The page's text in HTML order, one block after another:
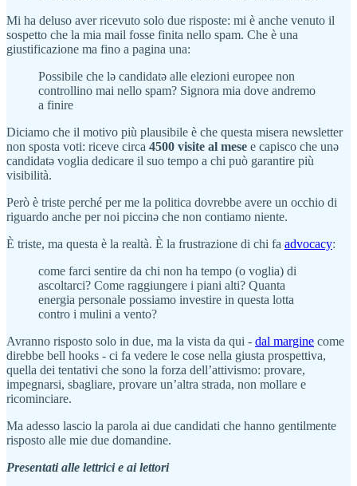
Mi ha deluso aver ricevuto solo due risposte: mi è anche venuto il
sospetto che la mia mail fosse finita nello spam. Che è una
giustificazione ma fino a pagina una:
Possibile che lə candidatə alle elezioni europee non
controllino mai nello spam? Signora mia dove andremo
a finire
Diciamo che il motivo più plausibile è che questa misera newsletter
non sposta voti: riceve circa 4500 visite al mese e capisco che unə
candidatə voglia dedicare il suo tempo a chi può garantire più
visibilità.
Però è triste perché per me la politica dovrebbe avere un occhio di
riguardo anche per noi piccinə che non contiamo niente.
È triste, ma questa è la realtà. È la frustrazione di chi fa advocacy:
come farci sentire da chi non ha tempo (o voglia) di
ascoltarci? Come raggiungere i piani alti? Quanta
energia personale possiamo investire in questa lotta
contro i mulini a vento?
Avranno risposto solo in due, ma la vista da qui - dal margine come
direbbe bell hooks - ci fa vedere le cose nella giusta prospettiva,
quella dei tentativi che sono la forza dell’attivismo: provare,
impegnarsi, sbagliare, provare un’altra strada, non mollare e
ricominciare.
Ma adesso lascio la parola ai due candidati che hanno gentilmente
risposto alle mie due domandine.
Presentati alle lettrici e ai lettori